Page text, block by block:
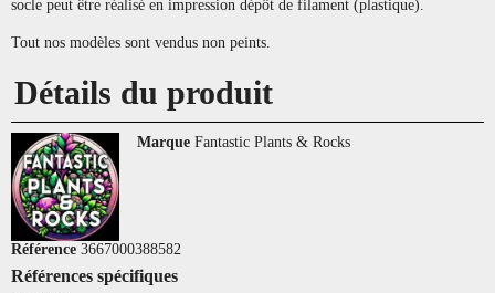
socle peut être réalisé en impression dépôt de filament (plastique).
Tout nos modèles sont vendus non peints.
Détails du produit
Marque Fantastic Plants & Rocks
Référence 3667000388582
Références spécifiques